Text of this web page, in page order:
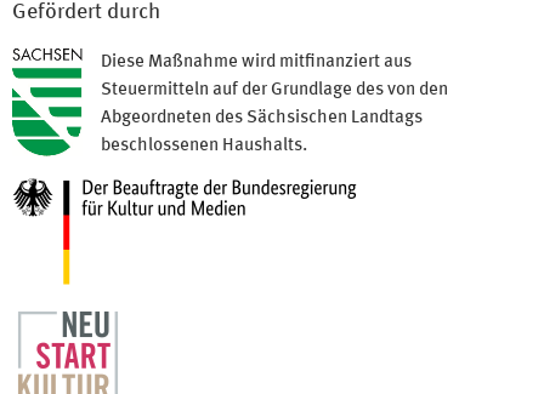
Gefördert durch
Diese Maßnahme wird mitfinanziert aus
Steuermitteln auf der Grundlage des von den
Abgeordneten des Sächsischen Landtags
beschlossenen Haushalts.